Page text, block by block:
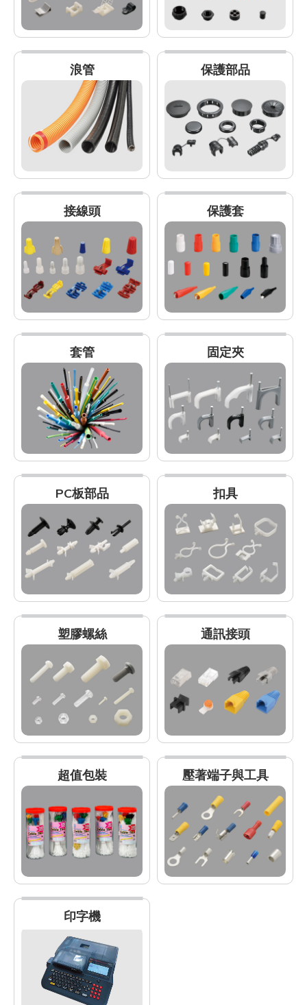
浪管 保護部品
接線頭 保護套
套管 固定夾
PC板部品 扣具
塑膠螺絲 通訊接頭
超值包裝 壓著端子與工具
印字機